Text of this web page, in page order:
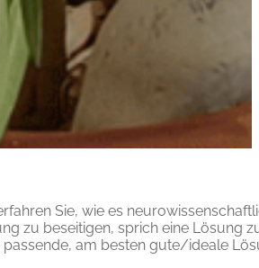
Sie, wie es
zu beseitigen, sprich eine Lösung
am besten gute/ideale